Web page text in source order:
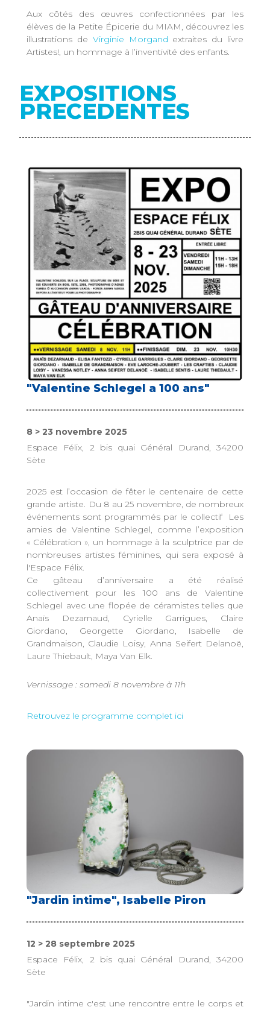
Aux côtés des œuvres confectionnées par les
élèves de la Petite Épicerie du MIAM, découvrez les
illustrations de Virginie Morgand extraites du livre
Artistes!, un hommage à l’inventivité des enfants.
EXPOSITIONS
PRECEDENTES
"Valentine Schlegel a 100 ans"
8 > 23 novembre 2025
Espace Félix, 2 bis quai Général Durand, 34200
Sète
2025 est l’occasion de fêter le centenaire de cette
grande artiste. Du 8 au 25 novembre, de nombreux
événements sont programmés par le collectif Les
amies de Valentine Schlegel, comme l’exposition
« Célébration », un hommage à la sculptrice par de
nombreuses artistes féminines, qui sera exposé à
l'Espace Félix.
Ce gâteau d’anniversaire a été réalisé
collectivement pour les 100 ans de Valentine
Schlegel avec une flopée de céramistes telles que
Anaïs Dezarnaud, Cyrielle Garrigues, Claire
Giordano, Georgette Giordano, Isabelle de
Grandmaison, Claudie Loisy, Anna Seifert Delanoë,
Laure Thiebault, Maya Van Elk.
Vernissage : samedi 8 novembre à 11h
Retrouvez le programme complet ici
"Jardin intime", Isabelle Piron
12 > 28 septembre 2025
Espace Félix, 2 bis quai Général Durand, 34200
Sète
"Jardin intime c'est une rencontre entre le corps et